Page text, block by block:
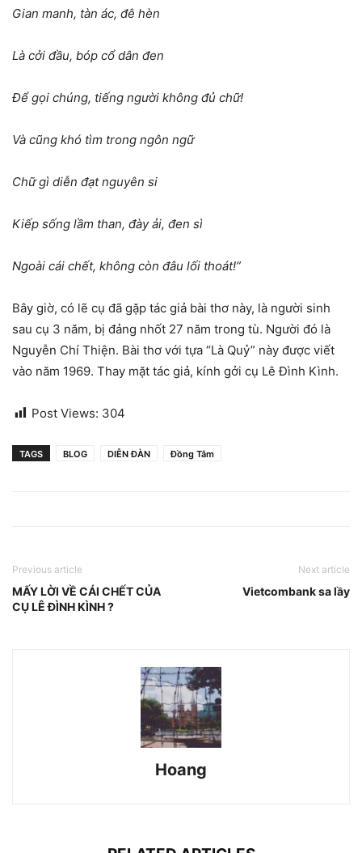
Gian manh, tàn ác, đê hèn
Là cởi đầu, bóp cổ dân đen
Để gọi chúng, tiếng người không đủ chữ!
Và cũng khó tìm trong ngôn ngữ
Chữ gì diễn đạt nguyên si
Kiếp sống lầm than, đày ải, đen sì
Ngoài cái chết, không còn đâu lối thoát!”
Bây giờ, có lẽ cụ đã gặp tác giả bài thơ này, là người sinh
sau cụ 3 năm, bị đảng nhốt 27 năm trong tù. Người đó là
Nguyễn Chí Thiện. Bài thơ với tựa “Là Quỷ” này được viết
vào năm 1969. Thay mặt tác giả, kính gởi cụ Lê Đình Kình.
Post Views: 304
TAGS BLOG DIỄN ĐÀN Đồng Tâm
Previous article
MẤY LỜI VỀ CÁI CHẾT CỦA
CỤ LÊ ĐÌNH KÌNH ?
Next article
Vietcombank sa lầy
Hoang